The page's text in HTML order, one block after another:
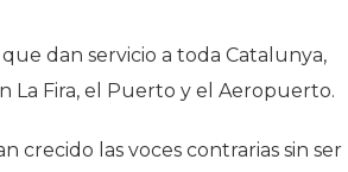
dan servicio a toda Catalunya,
La Fira, el Puerto y el Aeropuerto.
crecido las voces contrarias sin ser